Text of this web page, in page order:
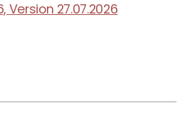
Version 27.07.2026